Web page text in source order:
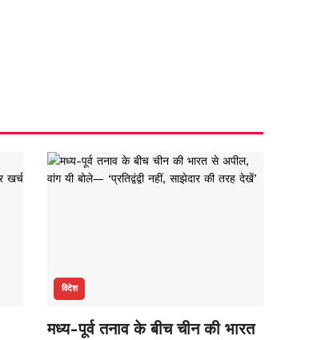
विदेश
मध्य-पूर्व तनाव के बीच चीन की भारत